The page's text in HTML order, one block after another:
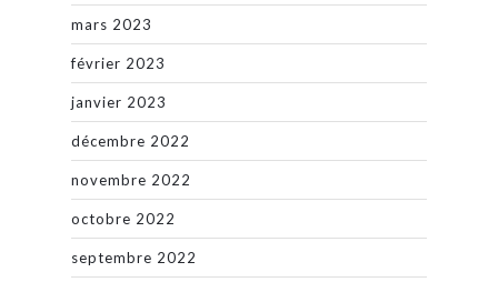
mars 2023
février 2023
janvier 2023
décembre 2022
novembre 2022
octobre 2022
septembre 2022